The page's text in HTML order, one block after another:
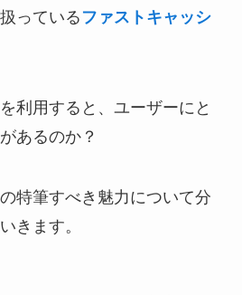
っている ファストキャッシ
利用すると、ユーザーにと
あるのか？
特筆すべき魅力について分
きます。